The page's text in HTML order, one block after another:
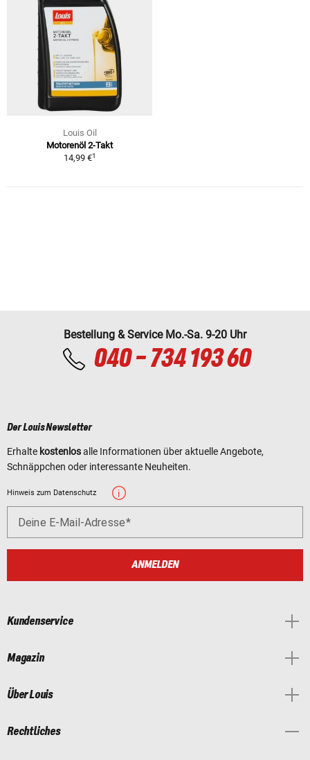
Louis Oil
Motorenöl 2-Takt
14,99 €1
Bestellung & Service Mo.-Sa. 9-20 Uhr
040 - 734 193 60
Der Louis Newsletter
Erhalte kostenlosalle Informationen über aktuelle Angebote,
Schnäppchen oder interessante Neuheiten.
Hinweis zum Datenschutz
Deine E-Mail-Adresse
ANMELDEN
Kundenservice
Magazin
Über Louis
Rechtliches